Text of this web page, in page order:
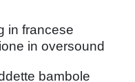
in francese
in oversound
bambole